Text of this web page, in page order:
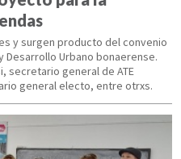
y surgen producto del convenio
Desarrollo Urbano bonaerense.
secretario general de ATE
general electo, entre otrxs.